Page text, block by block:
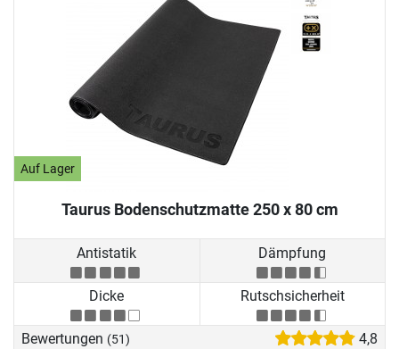
Auf Lager
Taurus Bodenschutzmatte 250 x 80 cm
Antistatik Dämpfung
Dicke Rutschsicherheit
Bewertungen (51) 4,8